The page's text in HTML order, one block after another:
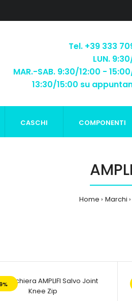
Tel. +39 333
LUN.
MAR.-SAB. 9:30/12:00 -
13:30/15:00 su
CASCHI COMPONENTI
Home Marchi